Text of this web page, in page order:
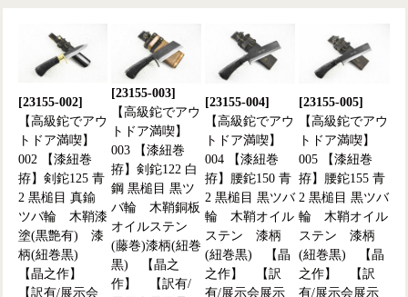
[23155-002]
【高級鉈でアウ
トドア満喫】
002 【漆紐巻
拵】剣鉈125 青
2 黒槌目 真鍮
ツバ輪 木鞘漆
塗(黒艶有) 漆
柄(紐巻黒)
【晶之作】
【訳有/展示会
[23155-003]
【高級鉈でアウ
トドア満喫】
003 【漆紐巻
拵】剣鉈122 白
鋼 黒槌目 黒ツ
バ輪 木鞘銅板
オイルステン
(藤巻)漆柄(紐巻
黒) 【晶之
作】 【訳有/
[23155-004]
【高級鉈でアウ
トドア満喫】
004 【漆紐巻
拵】腰鉈150 青
2 黒槌目 黒ツバ
輪 木鞘オイル
ステン 漆柄
(紐巻黒) 【晶
之作】 【訳
有/展示会展示
[23155-005]
【高級鉈でアウ
トドア満喫】
005 【漆紐巻
拵】腰鉈155 青
2 黒槌目 黒ツバ
輪 木鞘オイル
ステン 漆柄
(紐巻黒) 【晶
之作】 【訳
有/展示会展示